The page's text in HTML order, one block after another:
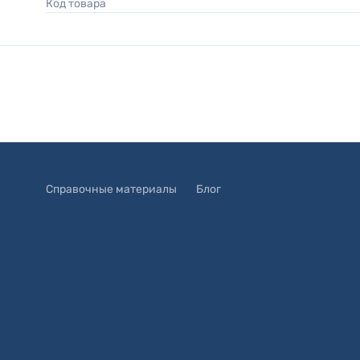
Код товара
Справочные материалы Блог